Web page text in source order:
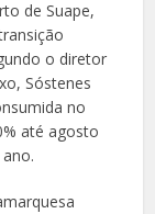
de Suape,
o diretor
Sóstenes
no
até agosto